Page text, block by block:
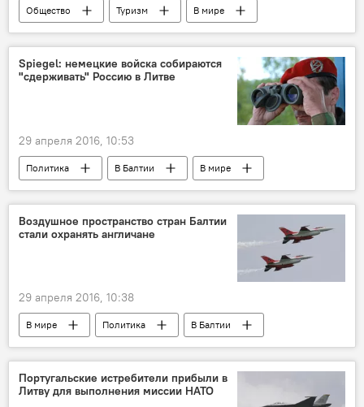
Общество Туризм
В мире
В Балтии
Spiegel: немецкие войска собираются
"сдерживать" Россию в Литве
29 апреля 2016, 10:53
Политика В Балтии
В мире
Батальоны НАТО в Балтии и Польше
Воздушное пространство стран Балтии
стали охранять англичане
29 апреля 2016, 10:38
В мире Политика
В Балтии
"Воздушная полиция" НАТО в странах Балтии
Португальские истребители прибыли в
Литву для выполнения миссии НАТО